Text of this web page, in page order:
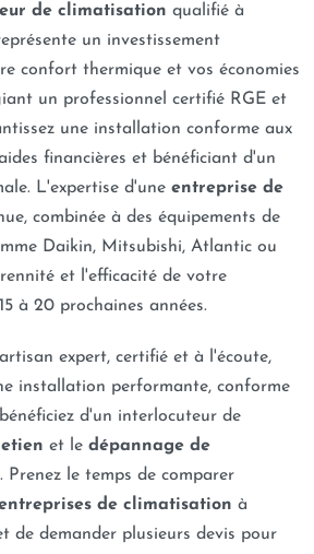
de climatisation qualifié à
un investissement
confort thermique et vos économies
un professionnel certifié RGE et
une installation conforme aux
financières et bénéficiant d'un
L'expertise d'une entreprise de
combinée à des équipements de
Daikin, Mitsubishi, Atlantic ou
et l'efficacité de votre
à 20 prochaines années.
expert, certifié et à l'écoute,
installation performante, conforme
d'un interlocuteur de
et le dépannage de
Prenez le temps de comparer
de climatisation à
de demander plusieurs devis pour